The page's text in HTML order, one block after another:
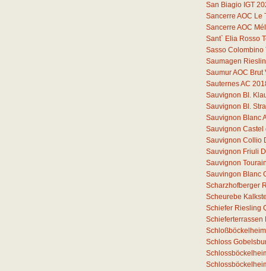
San Biagio IGT
Sancerre AOC Le
Sancerre AOC
Sant` Elia Rosso
Sasso Colombino
Saumagen
Saumur AOC
Sauternes AC
Sauvignon Bl.
Sauvignon Bl.
Sauvignon Blanc
Sauvignon Castel
Sauvignon Collio
Sauvignon Friuli
Sauvignon
Sauvingon Blanc
Scharzhofberger
Scheurebe
Schiefer Riesling
Schieferterrassen
Schloss